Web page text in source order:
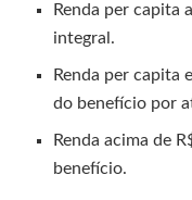
Renda per capita
integral.
Renda per capita
do benefício por
Renda acima de
benefício.